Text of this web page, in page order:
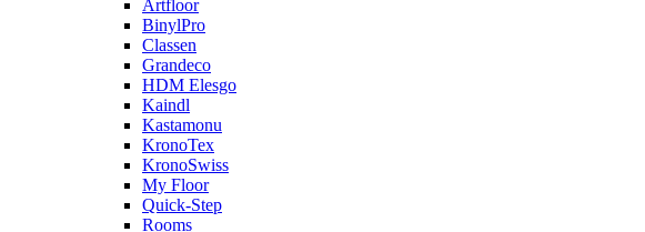
Artfloor
BinylPro
Classen
Grandeco
HDM Elesgo
Kaindl
Kastamonu
KronoTex
KronoSwiss
My Floor
Quick-Step
Rooms